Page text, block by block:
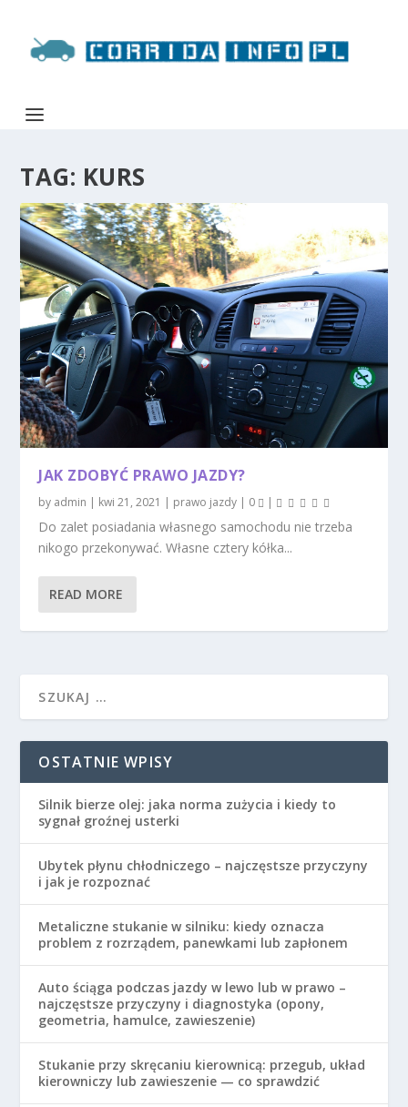
TAG: KURS
JAK ZDOBYĆ PRAWO JAZDY?
by admin | kwi 21, 2021 | prawo jazdy | 0 |
Do zalet posiadania własnego samochodu nie trzeba
nikogo przekonywać. Własne cztery kółka...
READ MORE
OSTATNIE WPISY
Silnik bierze olej: jaka norma zużycia i kiedy to
sygnał groźnej usterki
Ubytek płynu chłodniczego – najczęstsze przyczyny
i jak je rozpoznać
Metaliczne stukanie w silniku: kiedy oznacza
problem z rozrządem, panewkami lub zapłonem
Auto ściąga podczas jazdy w lewo lub w prawo –
najczęstsze przyczyny i diagnostyka (opony,
geometria, hamulce, zawieszenie)
Stukanie przy skręcaniu kierownicą: przegub, układ
kierowniczy lub zawieszenie — co sprawdzić